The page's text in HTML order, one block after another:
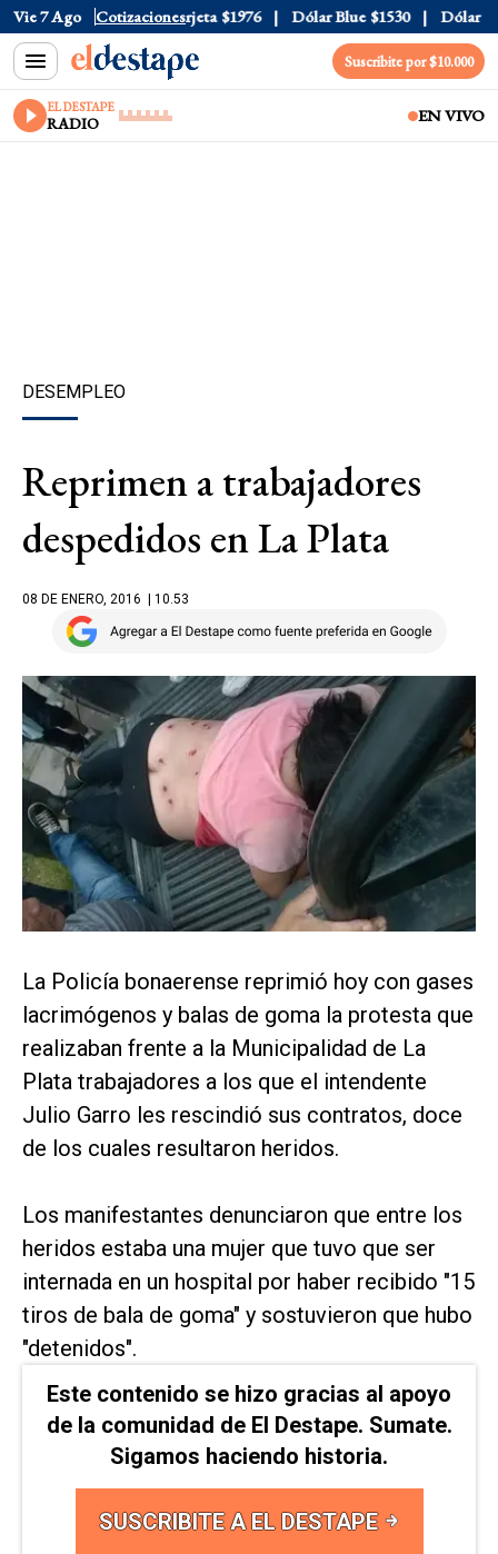
Vie 7 Ago Cotizaciones
$1520 Dólar Tarjeta $1976 Dólar Blue $1530 Dólar CCL
Suscribite por $10.000
EL DESTAPE
RADIO EN VIVO
DESEMPLEO
Reprimen a trabajadores
despedidos en La Plata
08 DE ENERO, 2016 | 10.53
La Policía bonaerense reprimió hoy con gases
lacrimógenos y balas de goma la protesta que
realizaban frente a la Municipalidad de La
Plata trabajadores a los que el intendente
Julio Garro les rescindió sus contratos, doce
de los cuales resultaron heridos.
Los manifestantes denunciaron que entre los
heridos estaba una mujer que tuvo que ser
internada en un hospital por haber recibido "15
tiros de bala de goma" y sostuvieron que hubo
"detenidos".
Este contenido se hizo gracias al apoyo
de la comunidad de El Destape. Sumate.
Sigamos haciendo historia.
SUSCRIBITE A EL DESTAPE